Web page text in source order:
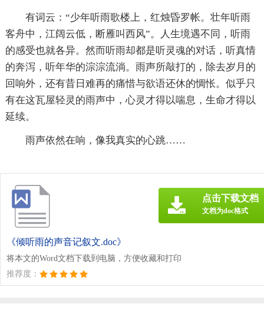
有词云：“少年听雨歌楼上，红烛昏罗帐。壮年听雨
客舟中，江阔云低，断雁叫西风”。人生境遇不同，听雨
的感受也就各异。然而听雨却都是听灵魂的对话，听真情
的奔泻，听年华的淙淙流淌。雨声所敲打的，除去岁月的
回响外，还有昔日难再的痛惜与欲语还休的惆怅。似乎只
有在这瓦屋轻灵的雨声中，心灵才得以喘息，生命才得以
延续。
雨声依然在响，像我真实的心跳……
《倾听雨的声音记叙文.doc》
将本文的Word文档下载到电脑，方便收藏和打印
推荐度：
点击下载文档
文档为doc格式